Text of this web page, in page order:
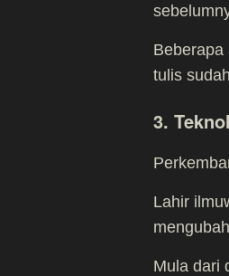
Beberapa
tulis
3.
Lahir
Mula dari